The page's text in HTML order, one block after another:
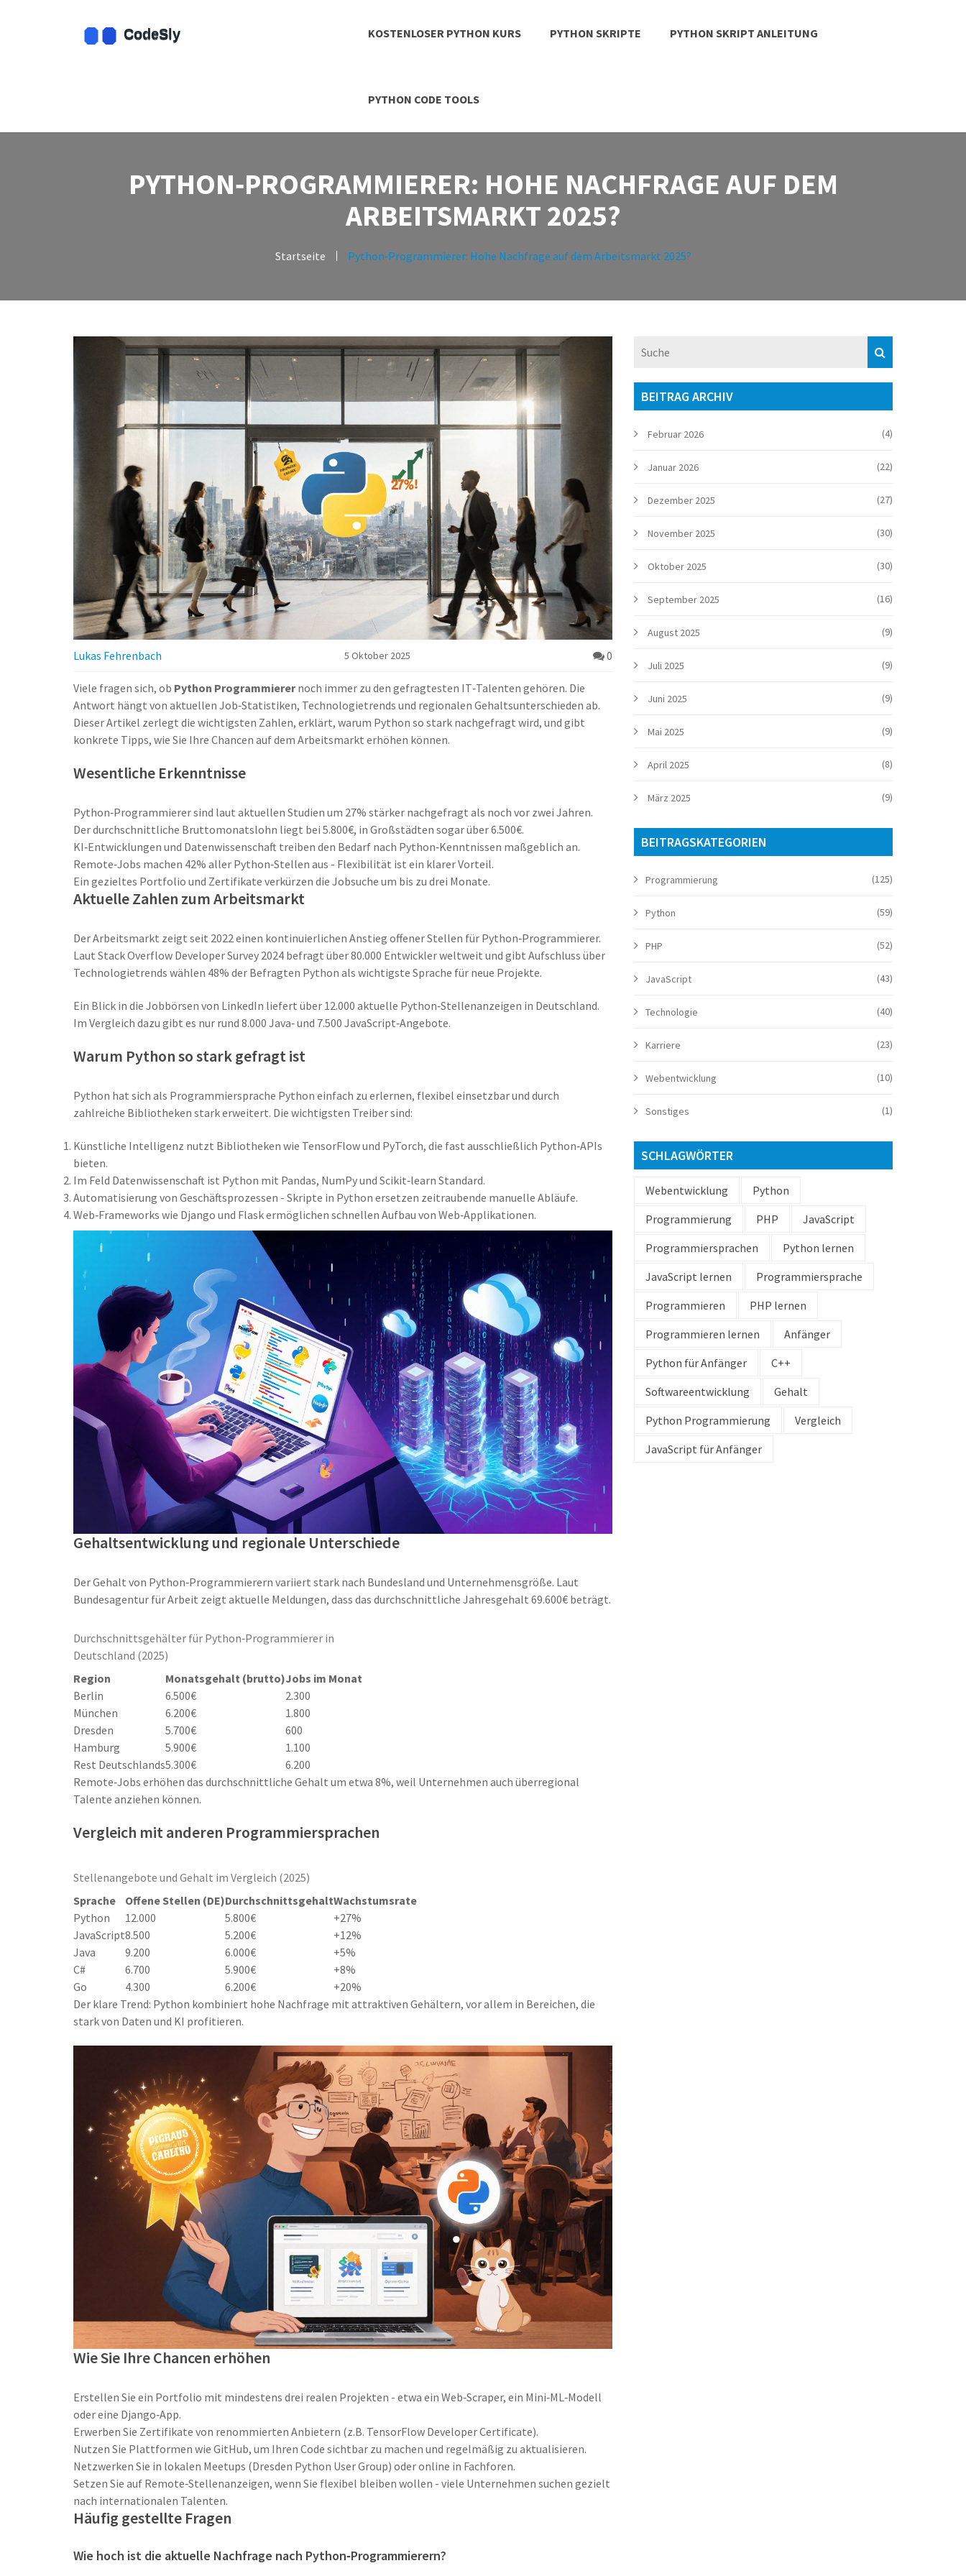
KOSTENLOSER PYTHON KURS PYTHON SKRIPTE PYTHON SKRIPT ANLEITUNG
PYTHON CODE TOOLS
PYTHON‑PROGRAMMIERER: HOHE NACHFRAGE AUF DEM
ARBEITSMARKT 2025?
Startseite Python‑Programmierer: Hohe Nachfrage auf dem Arbeitsmarkt 2025?
Lukas Fehrenbach 5 Oktober 2025 0
Viele fragen sich, ob Python Programmierernoch immer zu den gefragtesten IT‑Talenten gehören. Die
Antwort hängt von aktuellen Job‑Statistiken, Technologietrends und regionalen Gehaltsunterschieden ab.
Dieser Artikel zerlegt die wichtigsten Zahlen, erklärt, warum Python so stark nachgefragt wird, und gibt
konkrete Tipps, wie Sie Ihre Chancen auf dem Arbeitsmarkt erhöhen können.
Wesentliche Erkenntnisse
Python‑Programmierer sind laut aktuellen Studien um 27% stärker nachgefragt als noch vor zwei Jahren.
Der durchschnittliche Bruttomonatslohn liegt bei 5.800€, in Großstädten sogar über 6.500€.
KI‑Entwicklungen und Datenwissenschaft treiben den Bedarf nach Python‑Kenntnissen maßgeblich an.
Remote‑Jobs machen 42% aller Python‑Stellen aus - Flexibilität ist ein klarer Vorteil.
Ein gezieltes Portfolio und Zertifikate verkürzen die Jobsuche um bis zu drei Monate.
Aktuelle Zahlen zum Arbeitsmarkt
DerArbeitsmarkt zeigt seit 2022 einen kontinuierlichen Anstieg offener Stellen für Python‑Programmierer.
Laut Stack Overflow Developer Survey 2024 befragt über 80.000 Entwickler weltweit und gibt Aufschluss über
Technologietrends wählen 48% der Befragten Python als wichtigste Sprache für neue Projekte.
Ein Blick in die Jobbörsen von LinkedIn liefert über 12.000 aktuelle Python‑Stellenanzeigen in Deutschland.
Im Vergleich dazu gibt es nur rund 8.000 Java‑ und 7.500 JavaScript‑Angebote.
Warum Python so stark gefragt ist
Python hat sich als Programmiersprache Python einfach zu erlernen, flexibel einsetzbar und durch
zahlreiche Bibliotheken stark erweitert. Die wichtigsten Treiber sind:
Künstliche Intelligenz nutzt Bibliotheken wie TensorFlow und PyTorch, die fast ausschließlich Python‑APIs
bieten.
Im Feld Datenwissenschaft ist Python mit Pandas, NumPy und Scikit‑learn Standard.
Automatisierung von Geschäftsprozessen - Skripte in Python ersetzen zeitraubende manuelle Abläufe.
Web‑Frameworks wie Django und Flask ermöglichen schnellen Aufbau von Web‑Applikationen.
Gehaltsentwicklung und regionale Unterschiede
DerGehalt von Python‑Programmierern variiert stark nach Bundesland und Unternehmensgröße. Laut
Bundesagentur für Arbeit zeigt aktuelle Meldungen, dass das durchschnittliche Jahresgehalt 69.600€ beträgt.
Durchschnittsgehälter für Python‑Programmierer in
Deutschland (2025)
Region
Monatsgehalt (brutto)Jobs im Monat
Berlin
6.500€
2.300
München
6.200€
1.800
Dresden
5.700€
600
Hamburg
5.900€
1.100
Rest Deutschlands5.300€
6.200
Remote‑Jobs erhöhen das durchschnittliche Gehalt um etwa 8%, weil Unternehmen auch überregional
Talente anziehen können.
Vergleich mit anderen Programmiersprachen
Stellenangebote und Gehalt im Vergleich (2025)
Sprache
Offene Stellen (DE)DurchschnittsgehaltWachstumsrate
Python
12.000 5.800€
+27%
JavaScript8.500 5.200€
+12%
Java
9.200 6.000€
+5%
C#
6.700 5.900€
+8%
Go
4.300 6.200€
+20%
Der klare Trend: Python kombiniert hohe Nachfrage mit attraktiven Gehältern, vor allem in Bereichen, die
stark von Daten und KI profitieren.
Wie Sie Ihre Chancen erhöhen
Erstellen Sie ein Portfolio mit mindestens drei realen Projekten - etwa ein Web‑Scraper, ein Mini‑ML‑Modell
oder eine Django‑App.
Erwerben Sie Zertifikate von renommierten Anbietern (z.B. TensorFlow Developer Certificate).
Nutzen Sie Plattformen wie GitHub, um Ihren Code sichtbar zu machen und regelmäßig zu aktualisieren.
Netzwerken Sie in lokalen Meetups (Dresden Python User Group) oder online in Fachforen.
Setzen Sie auf Remote‑Stellenanzeigen, wenn Sie flexibel bleiben wollen - viele Unternehmen suchen gezielt
nach internationalen Talenten.
Häufig gestellte Fragen
Wie hoch ist die aktuelle Nachfrage nach Python‑Programmierern?
BEITRAG ARCHIV
Februar 2026 (4)
Januar 2026 (22)
Dezember 2025 (27)
November 2025 (30)
Oktober 2025 (30)
September 2025 (16)
August 2025 (9)
Juli 2025 (9)
Juni 2025 (9)
Mai 2025 (9)
April 2025 (8)
März 2025 (9)
BEITRAGSKATEGORIEN
Programmierung (125)
Python (59)
PHP (52)
JavaScript (43)
Technologie (40)
Karriere (23)
Webentwicklung (10)
Sonstiges (1)
SCHLAGWÖRTER
Webentwicklung
Python
Programmierung
PHP
JavaScript
Programmiersprachen
Python lernen
JavaScript lernen
Programmiersprache
Programmieren
PHP lernen
Programmieren lernen
Anfänger
Python für Anfänger
C++
Softwareentwicklung
Gehalt
Python Programmierung
Vergleich
JavaScript für Anfänger